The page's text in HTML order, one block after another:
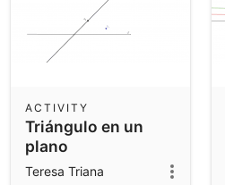
Triángulo en un
plano
perpendicular al
ACTIVITY
Teresa Triana